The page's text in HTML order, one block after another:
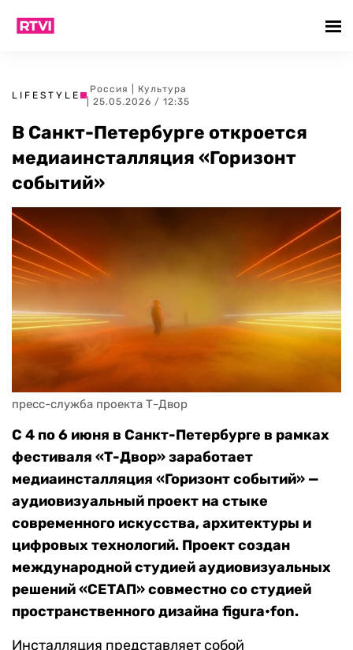
LIFESTYLE
Россия
Культура
| 25.05.2026 / 12:35
В Санкт-Петербурге откроется
медиаинсталляция «Горизонт
событий»
пресс-служба проекта Т-Двор
С 4 по 6 июня в Санкт-Петербурге в рамках
фестиваля «Т-Двор» заработает
медиаинсталляция «Горизонт событий» —
аудиовизуальный проект на стыке
современного искусства, архитектуры и
цифровых технологий. Проект создан
международной студией аудиовизуальных
решений «СЕТАП» совместно со студией
пространственного дизайна figura•fon.
Инсталляция представляет собой